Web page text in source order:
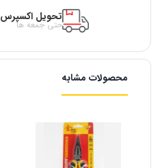
تحویل اکسپرس
حتی جمعه ها
محصولات مشابه